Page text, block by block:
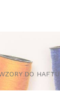
DO